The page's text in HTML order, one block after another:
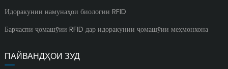
Идоракунии намунаҳои биологии RFID
Барчаспи ҷомашӯии RFID дар идоракунии ҷомашӯии меҳмонхона
ПАЙВАНДҲОИ ЗУД